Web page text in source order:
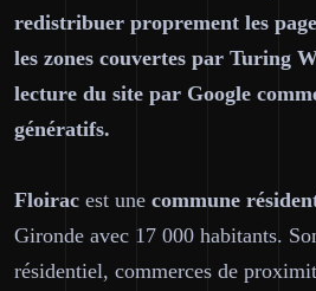
redistribuer proprement les
les zones couvertes par Turing
lecture du site par Google
génératifs.
Floirac est une commune
Gironde avec 17 000 habitants.
résidentiel, commerces de